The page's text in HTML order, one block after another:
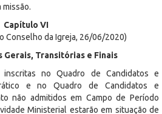
missão.
Capítulo VI
Conselho da Igreja, 26/06/2020)
Gerais, Transitórias e Finais
no Quadro de Candidatos e
e no Quadro de Candidatos e
não admitidos em Campo de Período
Ministerial estarão em situação de